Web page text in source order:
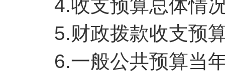
4.收支预算总体情
5.财政拨款收支预算
6.一般公共预算当年